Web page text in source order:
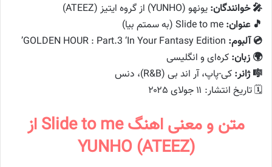
🎤 خوانندگان: یونهو (YUNHO) از گروه ایتیز (ATEEZ)
🎵 عنوان:
💿 آلبوم: GOLDEN HOUR : Part.3 ‘In Your Fantasy Edition’
🌍 زبان: کره‌ای و انگلیسی
🎼 ژانر: کی-پاپ، آر اند بی (R&B)، دنس
🗓️ تاریخ انتشار: ۱۱ جولای ۲۰۲۵
متن و معنی اهنگ Slide to me از
YUNHO (ATEEZ)